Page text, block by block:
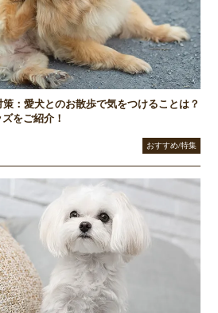
：愛犬とのお散歩で気をつけることは？
をご紹介！
おすすめ/特集